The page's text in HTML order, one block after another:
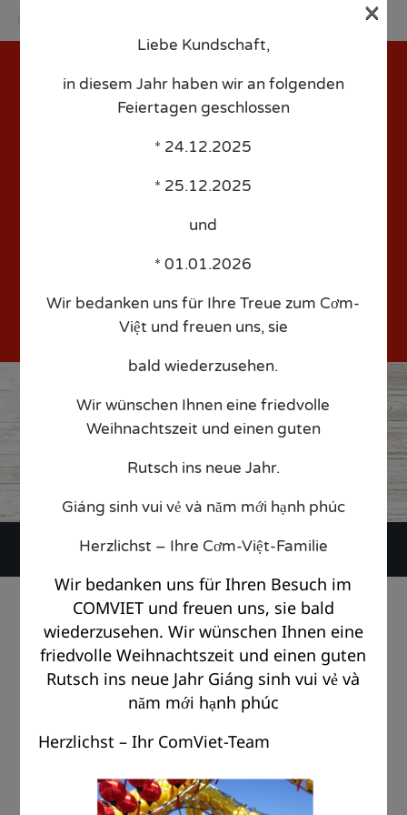
Anne-Maria Matthä –
16:00 – People: 4
8. December 2025
© Copyright Com Viet Berlin 2018 |Impressum|Datenschutz
Liebe Kundschaft,
in diesem Jahr haben wir an folgenden
Feiertagen geschlossen
* 24.12.2025
* 25.12.2025
und
* 01.01.2026
Wir bedanken uns für Ihre Treue zum Cơm-
Việt und freuen uns, sie
bald wiederzusehen.
Wir wünschen Ihnen eine friedvolle
Weihnachtszeit und einen guten
Rutsch ins neue Jahr.
Giáng sinh vui vẻ và năm mới hạnh phúc
Herzlichst – Ihre Cơm-Việt-Familie
Wir bedanken uns für Ihren Besuch im
COMVIET und freuen uns, sie bald
wiederzusehen. Wir wünschen Ihnen eine
friedvolle Weihnachtszeit und einen guten
Rutsch ins neue Jahr Giáng sinh vui vẻ và
năm mới hạnh phúc
Herzlichst – Ihr ComViet-Team
×